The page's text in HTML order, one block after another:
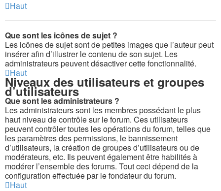
Haut
Que sont les icônes de sujet ?
Les icônes de sujet sont de petites images que l’auteur peut
insérer afin d’illustrer le contenu de son sujet. Les
administrateurs peuvent désactiver cette fonctionnalité.
Haut
Niveaux des utilisateurs et groupes
d’utilisateurs
Que sont les administrateurs ?
Les administrateurs sont les membres possédant le plus
haut niveau de contrôle sur le forum. Ces utilisateurs
peuvent contrôler toutes les opérations du forum, telles que
les paramètres des permissions, le bannissement
d’utilisateurs, la création de groupes d’utilisateurs ou de
modérateurs, etc. Ils peuvent également être habilités à
modérer l’ensemble des forums. Tout ceci dépend de la
configuration effectuée par le fondateur du forum.
Haut